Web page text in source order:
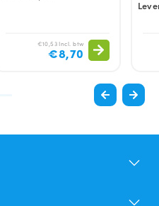
€10,53 Incl. btw
€8,70